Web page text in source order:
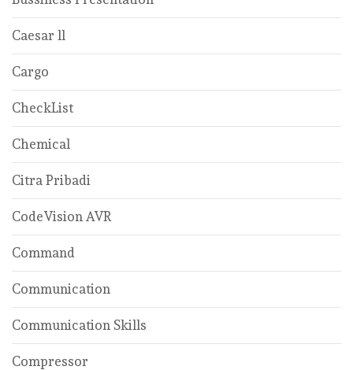
Caesar ll
Cargo
CheckList
Chemical
Citra Pribadi
CodeVision AVR
Command
Communication
Communication Skills
Compressor